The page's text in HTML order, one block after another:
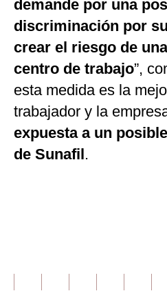
demande por una
discriminación por
crear el riesgo de
centro de trabajo”,
esta medida es la
trabajador y la
expuesta a un
de Sunafil.